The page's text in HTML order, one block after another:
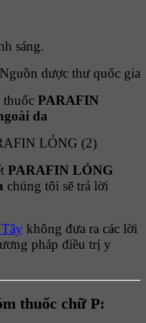
sáng.
Nguồn dược thư quốc gia
thuốc PARAFIN
da
PARAFIN LỎNG
chúng tôi sẽ trả lời
không đưa ra các lời
pháp điều trị y
thuốc chữ P: